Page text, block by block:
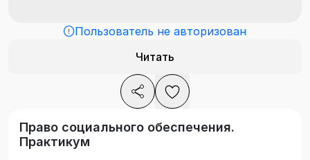
Пользователь не авторизован
Читать
Право социального обеспечения.
Практикум